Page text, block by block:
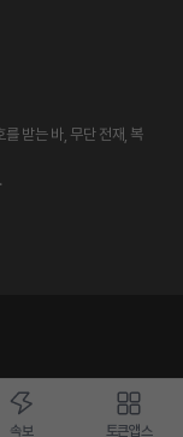
속보 토큰앱스
받는 바, 무단 전재, 복